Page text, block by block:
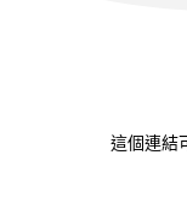
這個連結